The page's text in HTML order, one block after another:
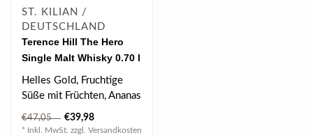
ST. KILIAN /
DEUTSCHLAND
Terence Hill The Hero
Single Malt Whisky 0.70 l
46% vol* (Etikett/Label
leicht beschädigt)
Helles Gold, Fruchtige
Süße mit Früchten, Ananas
und Kochbanane. Am
Gaumen Ka..
€47,05 €39,98
* Inkl. MwSt. zzgl. Versandkosten